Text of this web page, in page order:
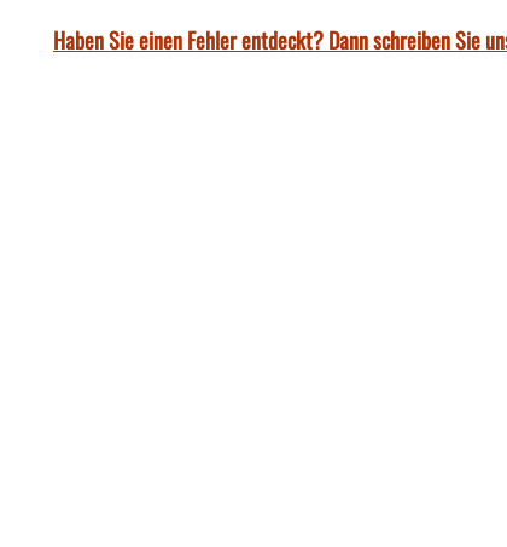
Haben Sie einen Fehler entdeckt? Dann schreiben Sie